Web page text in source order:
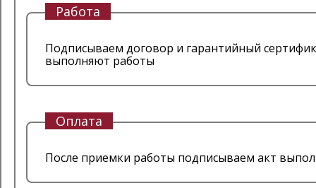
Работа
Подписываем договор и гарантийный
выполняют работы
Оплата
После приемки работы подписываем акт